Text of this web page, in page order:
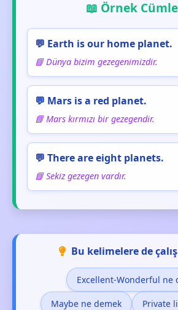
📖 Örnek
💬 Earth is our home planet.
📘 Dünya bizim gezegenimizdir.
💬 Mars is a red planet.
📘 Mars kırmızı bir gezegendir.
💬 There are eight planets.
📘 Sekiz gezegen vardır.
Bu kelimelere de
Excellent-Wonderful ne
Maybe ne demek Private